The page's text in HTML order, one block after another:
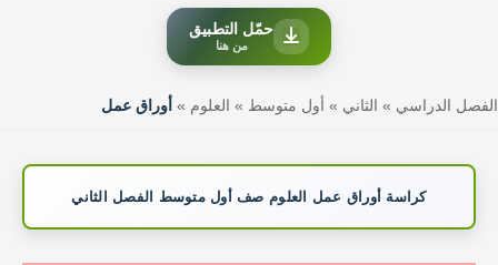
حمّل التطبيق
من هنا
الفصل الدراسي » الثاني » أول متوسط » العلوم » أوراق عمل
كراسة أوراق عمل العلوم صف أول متوسط الفصل الثاني